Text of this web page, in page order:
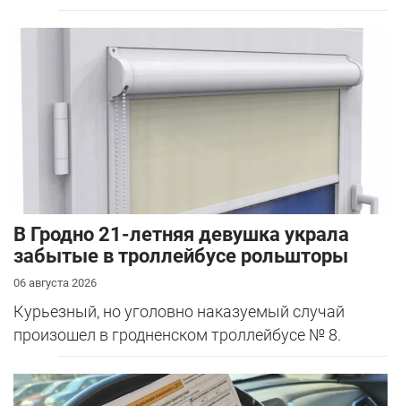
В Гродно 21-летняя девушка украла
забытые в троллейбусе рольшторы
06 августа 2026
Курьезный, но уголовно наказуемый случай
произошел в гродненском троллейбусе № 8.